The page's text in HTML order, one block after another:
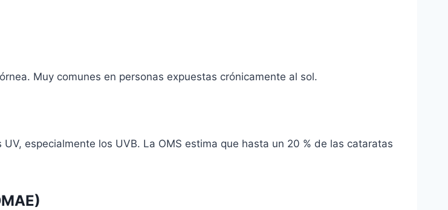
Muy comunes en personas expuestas crónicamente al sol.
especialmente los UVB. La OMS estima que hasta un 20 % de las cataratas